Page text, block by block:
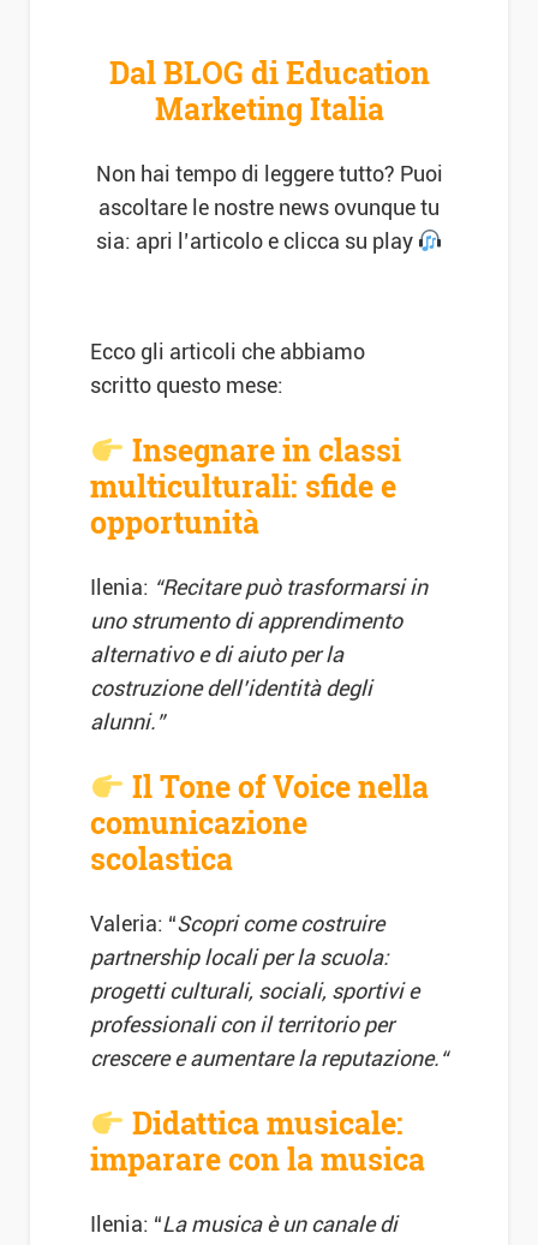
Dal BLOG di Education
Marketing Italia
Non hai tempo di leggere tutto? Puoi
ascoltare le nostre news ovunque tu
sia: apri l’articolo e clicca su play
Ecco gli articoli che abbiamo
scritto questo mese:
Insegnare in classi
multiculturali: sfide e
opportunità
Ilenia: “Recitare può trasformarsi in
uno strumento di apprendimento
alternativo e di aiuto per la
costruzione dell’identità degli
alunni.”
Il Tone of Voice nella
comunicazione
scolastica
Valeria: “Scopri come costruire
partnership locali per la scuola:
progetti culturali, sociali, sportivi e
professionali con il territorio per
crescere e aumentare la reputazione.“
Didattica musicale:
imparare con la musica
Ilenia: “La musica è un canale di